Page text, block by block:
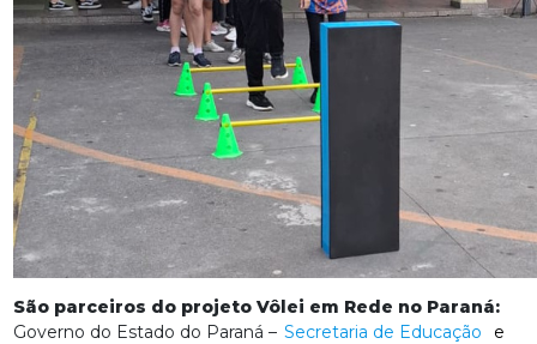
São parceiros do projeto Vôlei em Rede no Paraná:
Governo do Estado do Paraná – Secretaria de Educação
e